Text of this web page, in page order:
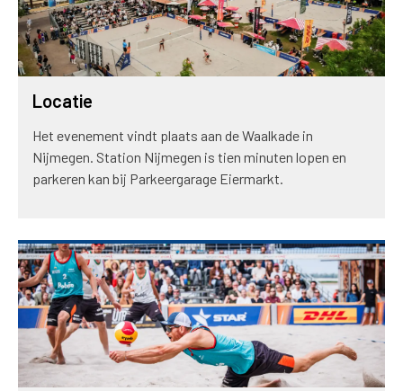
Locatie
Het evenement vindt plaats aan de Waalkade in
Nijmegen. Station Nijmegen is tien minuten lopen en
parkeren kan bij Parkeergarage Eiermarkt.